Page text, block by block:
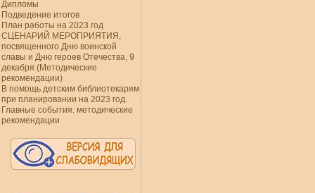
Дипломы
Подведение итогов
План работы на 2023 год
СЦЕНАРИЙ МЕРОПРИЯТИЯ,
посвященного Дню воинской
славы и Дню героев Отечества, 9
декабря (Методические
рекомендации)
В помощь детским библиотекарям
при планировании на 2023 год.
Главные события. методические
рекомендации